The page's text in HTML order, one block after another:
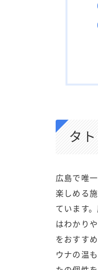
タ
広島で唯
楽しめる
ています
はわかり
をおすす
ウナの温